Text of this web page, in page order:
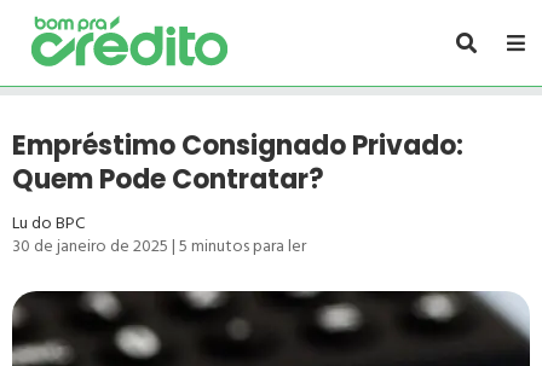
Empréstimo Consignado Privado:
Quem Pode Contratar?
Lu do BPC
30 de janeiro de 2025|5minutos para ler